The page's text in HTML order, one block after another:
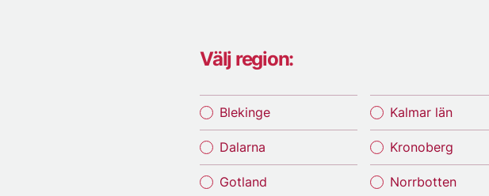
Välj region:
Blekinge
Dalarna
Gotland
Kalmar län
Kronoberg
Norrbotten